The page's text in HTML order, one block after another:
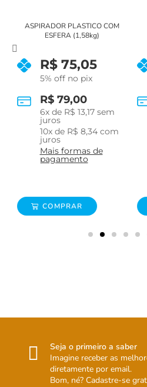
ASPIRADOR PLASTICO COM
ESFERA (1,58kg)
R$75,05
5% off no pix
R$79,00
6x de R$ 13,17sem
juros
10x de R$ 8,34com
juros
Mais formas de
pagamento
COMPRAR
Seja o primeiro a saber
Imagine receber as
diretamente por email.
Bom, né? Cadastre-se